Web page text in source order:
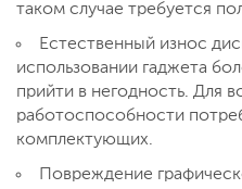
таком случае требуется
Естественный износ
использовании гаджета
прийти в негодность. Для
работоспособности
комплектующих.
Повреждение